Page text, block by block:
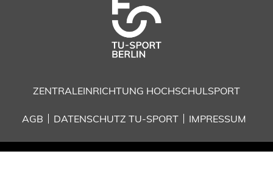
ZENTRALEINRICHTUNG HOCHSCHULSPORT
AGB DATENSCHUTZ TU-SPORT IMPRESSUM